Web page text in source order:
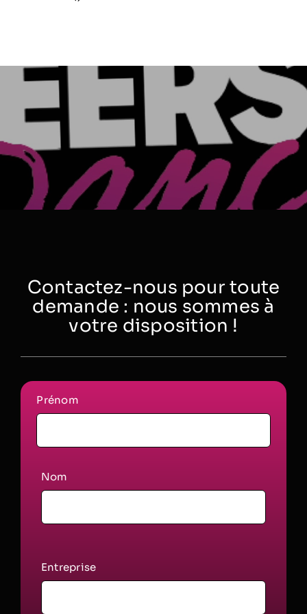
Contactez-nous pour toute
demande : nous sommes à
votre disposition !
Prénom
Nom
Entreprise